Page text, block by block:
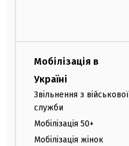
Мобілізація в
Україні
Звільнення з військової
служби
Мобілізація 50+
Мобілізація жінок